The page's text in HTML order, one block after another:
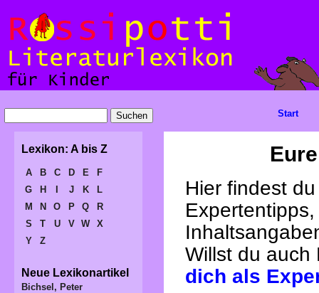
Hier findest
Willst du
dich als
Start
Lexikon: A bis Z
A B C D E
F
G
H J K
L
M
N O P Q
R
S
T U V W
X
Y
Z
Neue Lexikonartikel
Bichsel, Peter